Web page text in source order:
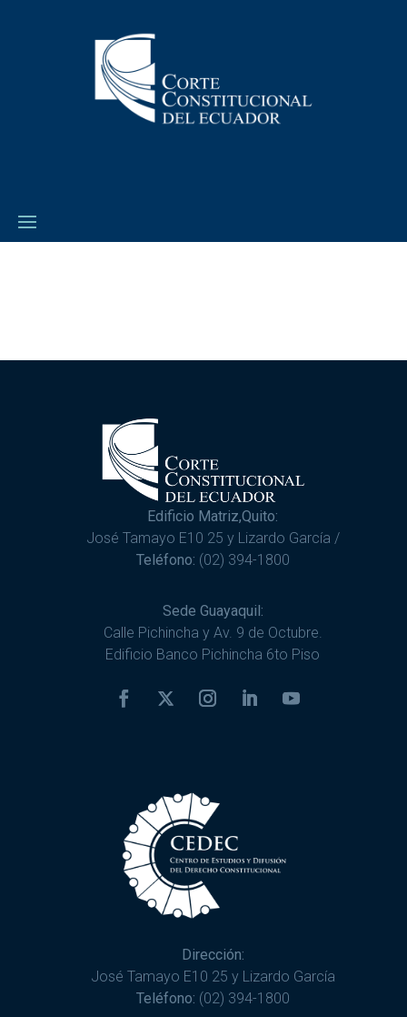
Edificio Matriz,Quito:
José Tamayo E10 25 y Lizardo García /
Teléfono: (02) 394-1800
Sede Guayaquil:
Calle Pichincha y Av. 9 de Octubre.
Edificio Banco Pichincha 6to Piso
Dirección:
José Tamayo E10 25 y Lizardo García
Teléfono: (02) 394-1800